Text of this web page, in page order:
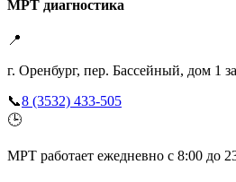
МРТ диагностика
📍
г. Оренбург, пер. Бассейный, дом 1
📞8 (3532) 433-505
🕒
МРТ работает ежедневно с 8:00 до